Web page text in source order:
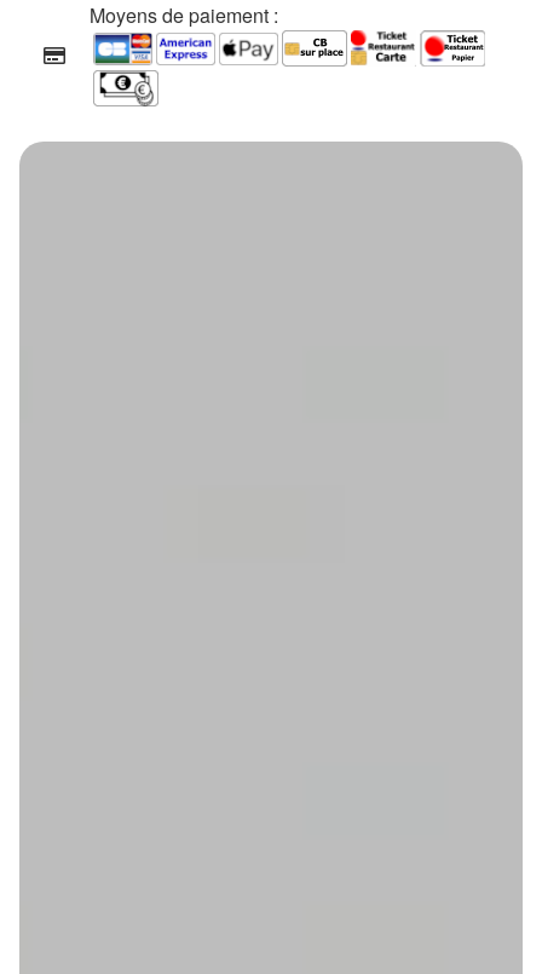
Moyens de paiement :